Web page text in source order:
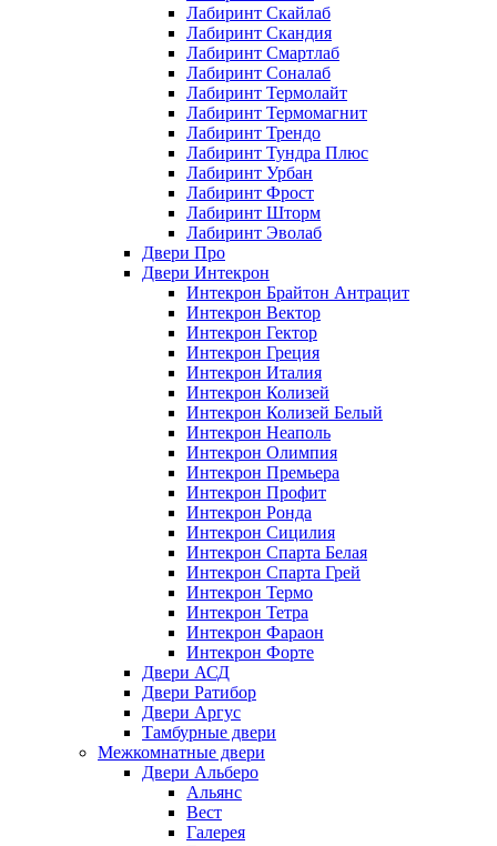
Лабиринт Скайлаб
Лабиринт Скандия
Лабиринт Смартлаб
Лабиринт Соналаб
Лабиринт Термолайт
Лабиринт Термомагнит
Лабиринт Трендо
Лабиринт Тундра Плюс
Лабиринт Урбан
Лабиринт Фрост
Лабиринт Шторм
Лабиринт Эволаб
Двери Про
Двери Интекрон
Интекрон Брайтон Антрацит
Интекрон Вектор
Интекрон Гектор
Интекрон Греция
Интекрон Италия
Интекрон Колизей
Интекрон Колизей Белый
Интекрон Неаполь
Интекрон Олимпия
Интекрон Премьера
Интекрон Профит
Интекрон Ронда
Интекрон Сицилия
Интекрон Спарта Белая
Интекрон Спарта Грей
Интекрон Термо
Интекрон Тетра
Интекрон Фараон
Интекрон Форте
Двери АСД
Двери Ратибор
Двери Аргус
Тамбурные двери
Межкомнатные двери
Двери Альберо
Альянс
Вест
Галерея